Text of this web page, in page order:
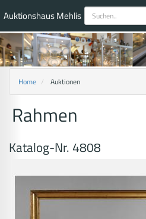
Auktionshaus Mehlis
Home Auktionen
Rahmen
Katalog-Nr. 4808